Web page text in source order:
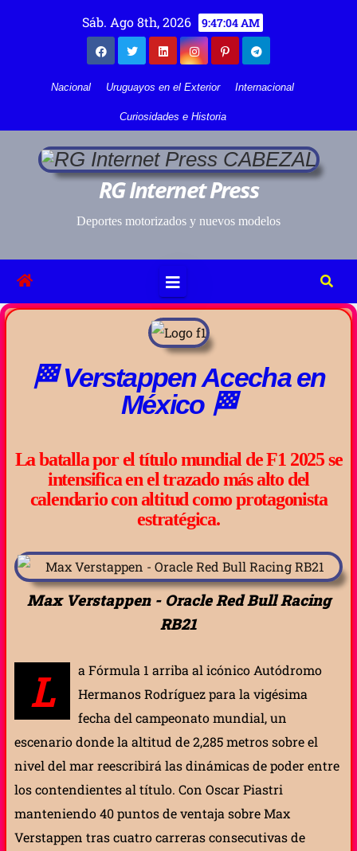
Sáb. Ago 8th, 2026 9:47:05 AM
Nacional Uruguayos en el Exterior Internacional
Curiosidades e Historia
RG Internet Press
Deportes motorizados y nuevos modelos
🏁 Verstappen Acecha en
México 🏁
La batalla por el título mundial de F1 2025 se
intensifica en el trazado más alto del
calendario con altitud como protagonista
estratégica.
Max Verstappen - Oracle Red Bull Racing
RB21
L
a Fórmula 1 arriba al icónico Autódromo
Hermanos Rodríguez para la vigésima
fecha del campeonato mundial, un
escenario donde la altitud de 2,285 metros sobre el
nivel del mar reescribirá las dinámicas de poder entre
los contendientes al título. Con Oscar Piastri
manteniendo 40 puntos de ventaja sobre Max
Verstappen tras cuatro carreras consecutivas de